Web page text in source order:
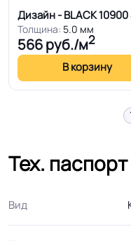
Дизайн - BLACK 10900
Толщина: 5.0 мм
566руб./м2
В корзину
Тех. паспорт
Вид